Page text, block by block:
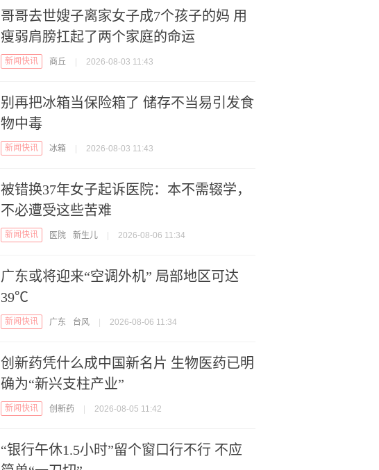
哥哥去世嫂子离家女子成7个孩子的妈 用
瘦弱肩膀扛起了两个家庭的命运
新闻快讯 商丘 2026-08-03 11:43
别再把冰箱当保险箱了 储存不当易引发食
物中毒
新闻快讯 冰箱 2026-08-03 11:43
被错换37年女子起诉医院：本不需辍学，
不必遭受这些苦难
新闻快讯 医院 新生儿 2026-08-06 11:34
广东或将迎来“空调外机” 局部地区可达
39℃
新闻快讯 广东 台风 2026-08-06 11:34
创新药凭什么成中国新名片 生物医药已明
确为“新兴支柱产业”
新闻快讯 创新药 2026-08-05 11:42
“银行午休1.5小时”留个窗口行不行 不应